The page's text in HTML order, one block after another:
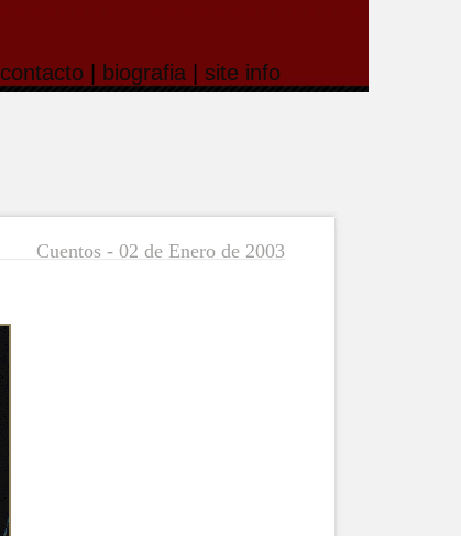
contacto biografia site info
Cuentos - 02 de Enero de 2003